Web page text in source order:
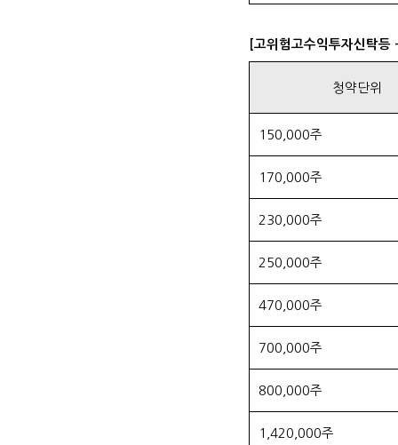
[고위험고수익투자신탁
청약단위
150,000주
170,000주
230,000주
250,000주
470,000주
700,000주
800,000주
1,420,000주